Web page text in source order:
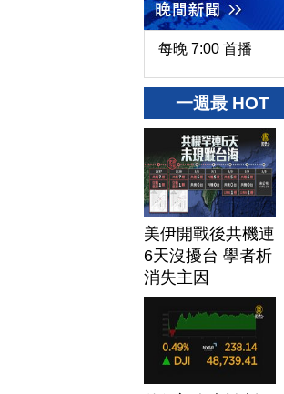
每晚 7:00 首播
一週最 HOT
美伊開戰後共機連
6天沒擾台 學者析
消失主因